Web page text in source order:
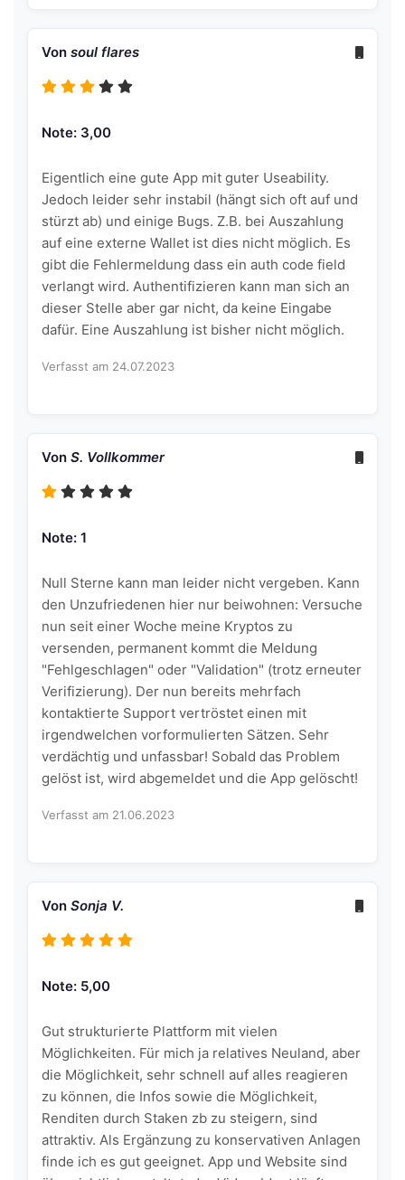
Von soul flares
Note: 3,00
Eigentlich eine gute App mit guter Useability.
Jedoch leider sehr instabil (hängt sich oft auf und
stürzt ab) und einige Bugs. Z.B. bei Auszahlung
auf eine externe Wallet ist dies nicht möglich. Es
gibt die Fehlermeldung dass ein auth code field
verlangt wird. Authentifizieren kann man sich an
dieser Stelle aber gar nicht, da keine Eingabe
dafür. Eine Auszahlung ist bisher nicht möglich.
Verfasst am 24.07.2023
Von S. Vollkommer
Note: 1
Null Sterne kann man leider nicht vergeben. Kann
den Unzufriedenen hier nur beiwohnen: Versuche
nun seit einer Woche meine Kryptos zu
versenden, permanent kommt die Meldung
"Fehlgeschlagen" oder "Validation" (trotz erneuter
Verifizierung). Der nun bereits mehrfach
kontaktierte Support vertröstet einen mit
irgendwelchen vorformulierten Sätzen. Sehr
verdächtig und unfassbar! Sobald das Problem
gelöst ist, wird abgemeldet und die App gelöscht!
Verfasst am 21.06.2023
Von Sonja V.
Note: 5,00
Gut strukturierte Plattform mit vielen
Möglichkeiten. Für mich ja relatives Neuland, aber
die Möglichkeit, sehr schnell auf alles reagieren
zu können, die Infos sowie die Möglichkeit,
Renditen durch Staken zb zu steigern, sind
attraktiv. Als Ergänzung zu konservativen Anlagen
finde ich es gut geeignet. App und Website sind